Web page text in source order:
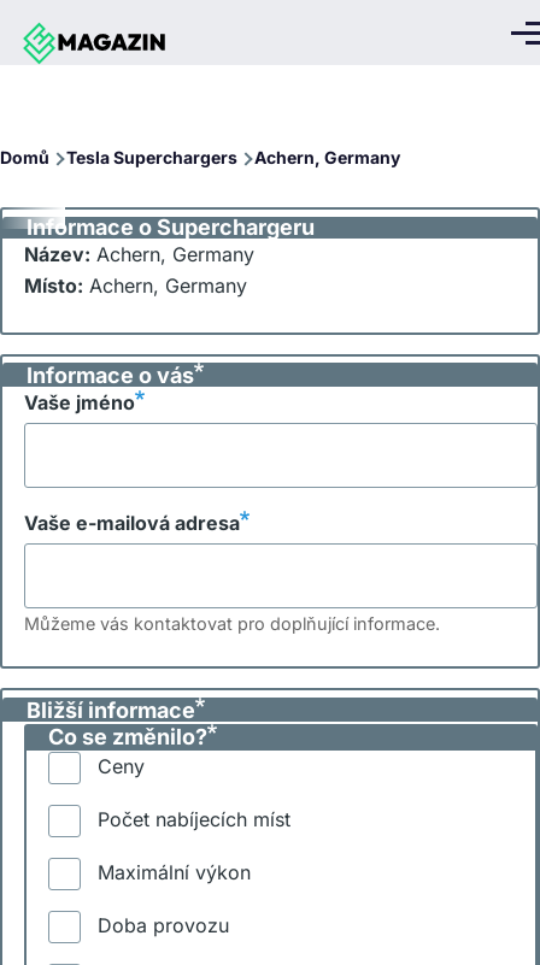
Přejít k hlavnímu obsahu
Domů Tesla Superchargers Achern, Germany
Informace o Superchargeru
Název: Achern, Germany
Místo: Achern, Germany
Informace o vás
Vaše jméno
Vaše e-mailová adresa
Můžeme vás kontaktovat pro doplňující informace.
Bližší informace
Co se změnilo?
Ceny
Počet nabíjecích míst
Maximální výkon
Doba provozu